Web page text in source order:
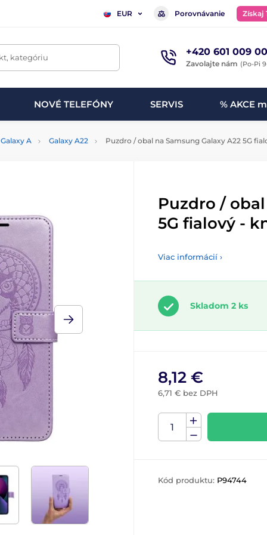
EUR Porovnávanie Získaj
kategóriu +420 601 009
Zavolajte nám (Po-Pi
NOVÉ TELEFÓNY SERVIS % AKCE
Galaxy A Galaxy A22 Puzdro / obal na Samsung Galaxy A22 5G
Puzdro /
5G fialový -
Viac informácií ›
Skladom 2 ks
8,12 €
6,71 € bez DPH
Kód produktu: P94744